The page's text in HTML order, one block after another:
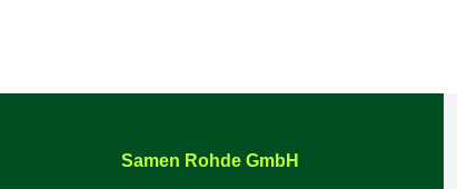
Samen Rohde GmbH